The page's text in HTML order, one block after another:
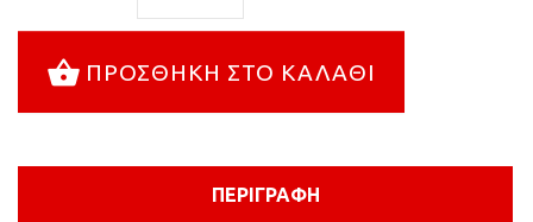
ΠΡΟΣΘΉΚΗ ΣΤΟ ΚΑΛΆΘΙ
ΠΕΡΙΓΡΑΦΉ